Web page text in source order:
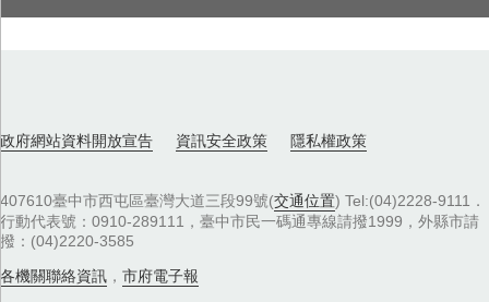
政府網站資料開放宣告 資訊安全政策 隱私權政策
407610臺中市西屯區臺灣大道三段99號(交通位置) Tel:(04)2228-9111．
行動代表號：0910-289111，臺中市民一碼通專線請撥1999，外縣市請
撥：(04)2220-3585
各機關聯絡資訊 ， 市府電子報